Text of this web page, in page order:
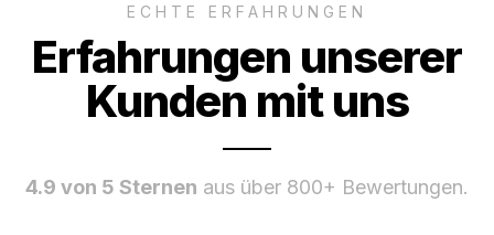
ECHTE ERFAHRUNGEN
Erfahrungen unserer
Kunden mit uns
4.9 von 5 Sternen aus über 800+ Bewertungen.